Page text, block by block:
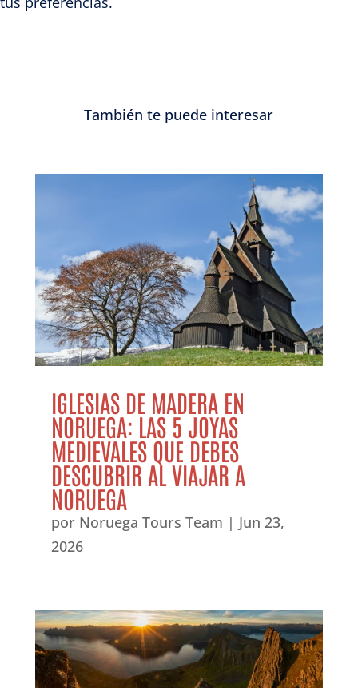
También te puede interesar
IGLESIAS DE MADERA EN
NORUEGA: LAS 5 JOYAS
MEDIEVALES QUE DEBES
DESCUBRIR AL VIAJAR A
NORUEGA
por Noruega Tours Team | Jun 23,
2026